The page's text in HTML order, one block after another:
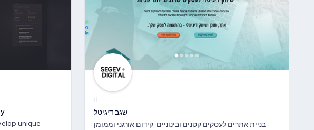
unique
IL
שגב דיגיטל
בניית אתרים לעסקים קטנים ובינוניים ,קידום אורגני וממומן